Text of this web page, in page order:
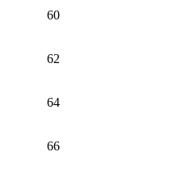
60
62
64
66